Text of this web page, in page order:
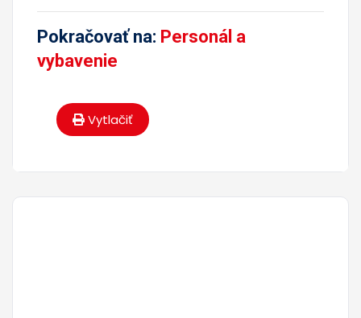
Pokračovať na: Personál a
vybavenie
Vytlačiť